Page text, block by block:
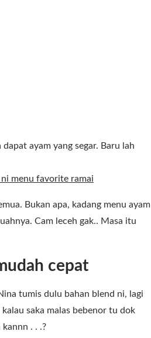
ayam yang segar. Baru lah
ni menu favorite ramai
Bukan apa, kadang menu ayam
Cam leceh gak.. Masa itu
cepat
tumis dulu bahan blend ni, lagi
saka malas bebenor tu dok
. . .?